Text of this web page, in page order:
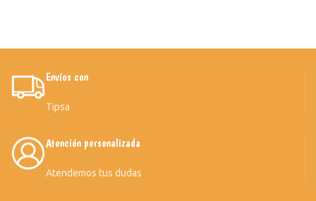
Envíos con
Tipsa
Atención personalizada
Atendemos tus dudas